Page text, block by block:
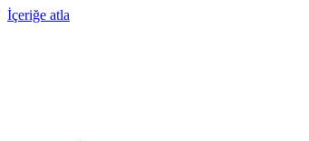
İçeriğe atla